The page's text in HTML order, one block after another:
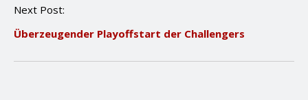
a
v
i
Next Post:
Überzeugender Playoffstart der Challengers